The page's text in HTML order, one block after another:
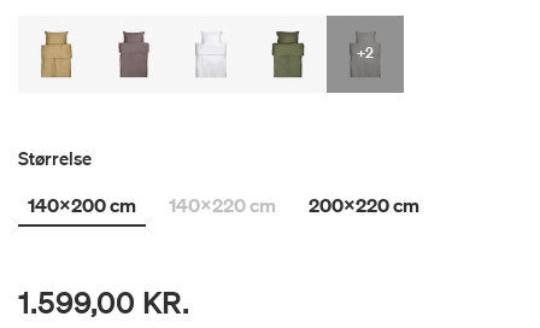
+2
Størrelse
140x200 cm
140x220 cm 200x220 cm
1.599,00 KR.